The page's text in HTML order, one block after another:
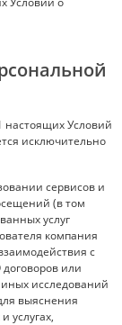
настоящих Условий
исключительно
сервисов и
(в том
услуг
компания
с
или
исследований
выяснения
услугах,